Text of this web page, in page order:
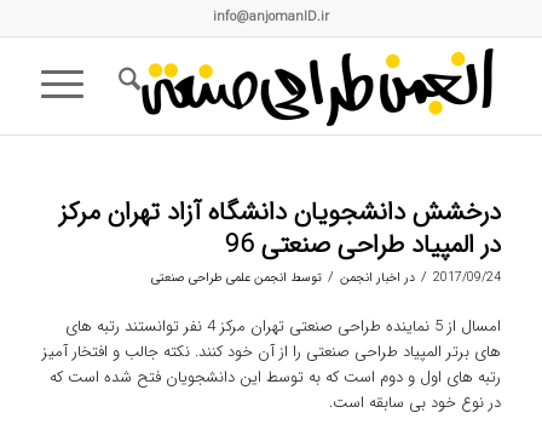
info@anjomanID.ir
درخشش دانشجویان دانشگاه آزاد تهران مرکز
در المپیاد طراحی صنعتی 96
2017/09/24
/ در اخبار انجمن / توسط انجمن علمی طراحی صنعتی
امسال از 5 نماینده طراحی صنعتی تهران مرکز 4 نفر توانستند رتبه های
های برتر المپیاد طراحی صنعتی را از آن خود کنند. نکته جالب و افتخار آمیز
رتبه های اول و دوم است که به توسط این دانشجویان فتح شده است که
در نوع خود بی سابقه است.